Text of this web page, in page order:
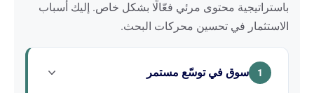
باستراتيجية محتوى مرئي فعّالًا بشكل خاص. إليك أسباب
الاستثمار في تحسين محركات البحث.
سوق في توسّع مستمر